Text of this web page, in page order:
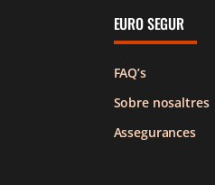
EURO SEGUR
FAQ’s
Sobre nosaltres
Assegurances